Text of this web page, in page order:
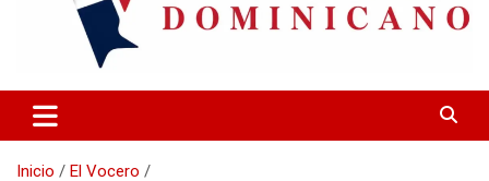
El Vocero Dominicano
Inicio
El Vocero